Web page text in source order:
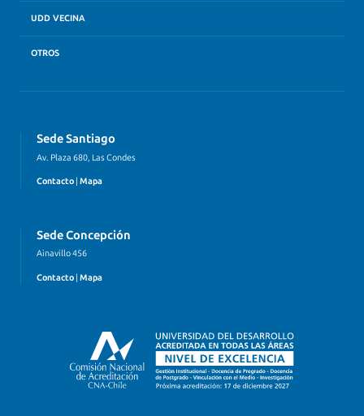
UDD VECINA
OTROS
Sede Santiago
Av. Plaza 680, Las Condes
Contacto | Mapa
Sede Concepción
Ainavillo 456
Contacto | Mapa